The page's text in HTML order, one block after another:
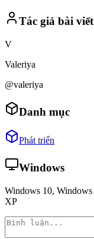
Tác giả bài viết
V
Valeriya
@valeriya
Danh mục
Phát triển
Windows
Windows 10,
XP